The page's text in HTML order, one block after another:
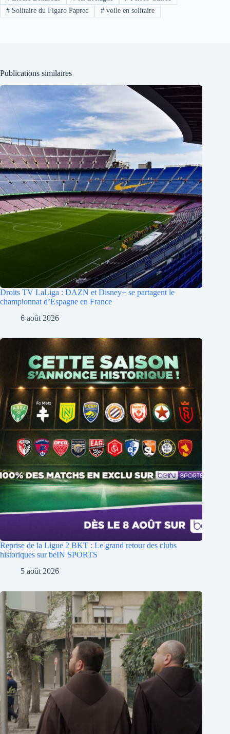
#Solitaire du Figaro Paprec #voile en solitaire
Publications similaires
Droits TV LaLiga : DAZN et Disney+ se partagent le
championnat d’Espagne en France
6 août 2026
Reprise de la Ligue 2 BKT : Le grand retour des clubs
historiques sur beIN SPORTS
5 août 2026